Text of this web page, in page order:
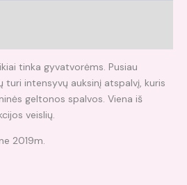
tinka gyvatvorėms. Pusiau
turi intensyvų auksinį atspalvį, kuris
geltonos spalvos. Viena iš
veislių.
2019m.